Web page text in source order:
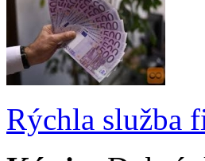
Rýchla služba